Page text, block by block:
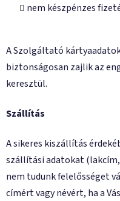
nem készpénzes
A Szolgáltató
biztonságosan zajlik az
keresztül.
Szállítás
A sikeres kiszállítás
szállítási adatokat
nem tudunk felelősséget
címért vagy névért, ha a